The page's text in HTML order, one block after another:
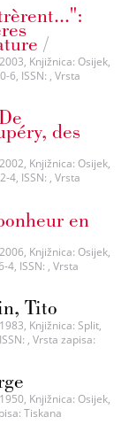
/
Knjižnica: Osijek,
6, ISSN: , Vrsta
des
Knjižnica: Osijek,
4, ISSN: , Vrsta
en
Knjižnica: Osijek,
4, ISSN: , Vrsta
Tito
Knjižnica: Split,
, Vrsta zapisa:
Knjižnica: Osijek,
Tiskana